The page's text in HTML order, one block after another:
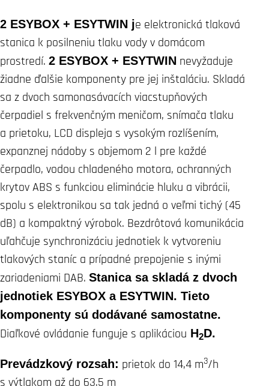
2 ESYBOX + ESYTWIN je elektronická tlaková
stanica k posilneniu tlaku vody v domácom
prostredí. 2 ESYBOX + ESYTWIN nevyžaduje
žiadne ďalšie komponenty pre jej inštaláciu. Skladá
sa z dvoch samonasávacích viacstupňových
čerpadiel s frekvenčným meničom, snímača tlaku
a prietoku, LCD displeja s vysokým rozlíšením,
expanznej nádoby s objemom 2 l pre každé
čerpadlo, vodou chladeného motora, ochranných
krytov ABS s funkciou eliminácie hluku a vibrácii,
spolu s elektronikou sa tak jedná o veľmi tichý (45
dB) a kompaktný výrobok. Bezdrôtová komunikácia
uľahčuje synchronizáciu jednotiek k vytvoreniu
tlakových staníc a prípadné prepojenie s inými
zariadeniami DAB. Stanica sa skladá z dvoch
jednotiek ESYBOX a ESYTWIN. Tieto
komponenty sú dodávané samostatne.
Diaľkové ovládanie funguje s aplikáciou H2D.
Prevádzkový rozsah: prietok do 14,4 m3/h
s výtlakom až do 63,5 m